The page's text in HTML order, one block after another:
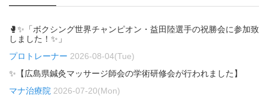
🥊✨「ボクシング世界チャンピオン・益田陸選手の祝勝会に参加致
しました！✨」
プロトレーナー 2026-08-04(Tue)
✨【広島県鍼灸マッサージ師会の学術研修会が行われました】
マナ治療院 2026-07-20(Mon)